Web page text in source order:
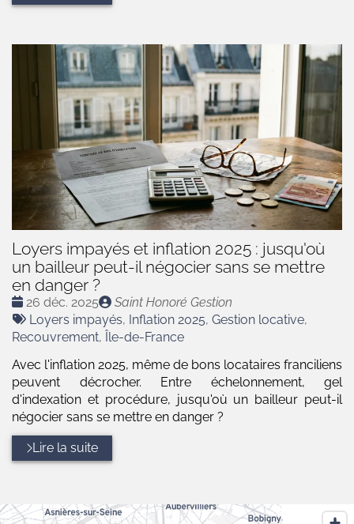
Loyers impayés et inflation 2025 : jusqu'où
un bailleur peut-il négocier sans se mettre
en danger ?
Date
:
26 déc. 2025
Publié
par
Saint Honoré Gestion
Tags
:
Loyers impayés, Inflation 2025, Gestion locative,
Recouvrement, Île-de-France
Avec l'inflation 2025, même de bons locataires franciliens
peuvent décrocher. Entre échelonnement, gel
d'indexation et procédure, jusqu'où un bailleur peut-il
négocier sans se mettre en danger ?
Lire la suite